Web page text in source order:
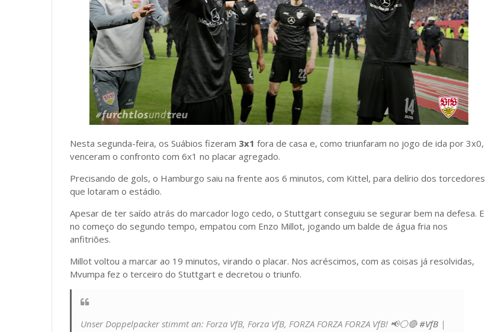
Nesta segunda-feira, os Suábios fizeram 3x1 fora de casa e, como triunfaram no jogo de ida por 3x0,
venceram o confronto com 6x1 no placar agregado.
Precisando de gols, o Hamburgo saiu na frente aos 6 minutos, com Kittel, para delírio dos torcedores
que lotaram o estádio.
Apesar de ter saído atrás do marcador logo cedo, o Stuttgart conseguiu se segurar bem na defesa. E
no começo do segundo tempo, empatou com Enzo Millot, jogando um balde de água fria nos
anfitriões.
Millot voltou a marcar ao 19 minutos, virando o placar. Nos acréscimos, com as coisas já resolvidas,
Mvumpa fez o terceiro do Stuttgart e decretou o triunfo.
Unser Doppelpacker stimmt an: Forza VfB, Forza VfB, FORZA FORZA FORZA VfB! 📢⚪️🔴#VfB |